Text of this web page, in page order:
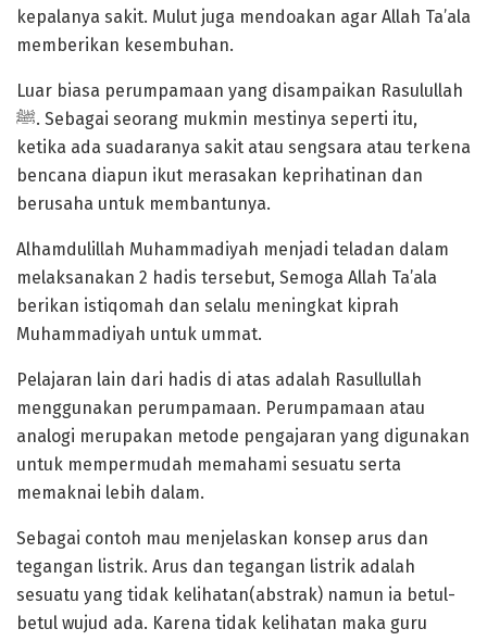
kepalanya sakit. Mulut juga mendoakan agar Allah Ta’ala
memberikan kesembuhan.
Luar biasa perumpamaan yang disampaikan Rasulullah
ﷺ. Sebagai seorang mukmin mestinya seperti itu,
ketika ada suadaranya sakit atau sengsara atau terkena
bencana diapun ikut merasakan keprihatinan dan
berusaha untuk membantunya.
Alhamdulillah Muhammadiyah menjadi teladan dalam
melaksanakan 2 hadis tersebut, Semoga Allah Ta’ala
berikan istiqomah dan selalu meningkat kiprah
Muhammadiyah untuk ummat.
Pelajaran lain dari hadis di atas adalah Rasullullah
menggunakan perumpamaan. Perumpamaan atau
analogi merupakan metode pengajaran yang digunakan
untuk mempermudah memahami sesuatu serta
memaknai lebih dalam.
Sebagai contoh mau menjelaskan konsep arus dan
tegangan listrik. Arus dan tegangan listrik adalah
sesuatu yang tidak kelihatan(abstrak) namun ia betul-
betul wujud ada. Karena tidak kelihatan maka guru